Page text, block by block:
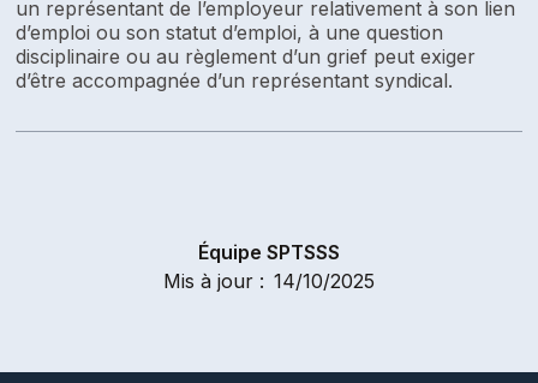
un représentant de l’employeur relativement à son lien
d’emploi ou son statut d’emploi, à une question
disciplinaire ou au règlement d’un grief peut exiger
d’être accompagnée d’un représentant syndical.
Équipe SPTSSS
Mis à jour : 14/10/2025